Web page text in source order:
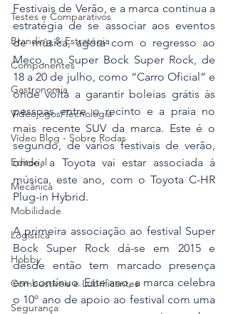
Testes e Comparativos
Branding & Estratégia
Componentes
Gastronomia
Videojogos/Tecnologia
Vídeo Blog - Sobre Rodas
Editorial
Mecânica
Mobilidade
Logística
Hobby
Combustíveis e Lubrificantes
Segurança
Festivais de Verão, e a marca continua a
estratégia de se associar aos eventos
de música, agora com o regresso ao
Meco, no Super Bock Super Rock, de
18 a 20 de julho, como “Carro Oficial” e
onde volta a garantir boleias grátis às
pessoas entre o recinto e a praia no
mais recente SUV da marca. Este é o
segundo, de vários festivais de verão,
onde, a Toyota vai estar associada à
música, este ano, com o Toyota C-HR
Plug-in Hybrid.
A primeira associação ao festival Super
Bock Super Rock dá-se em 2015 e
desde então tem marcado presença
em contínuo. Este ano, a marca celebra
o 10º ano de apoio ao festival com uma